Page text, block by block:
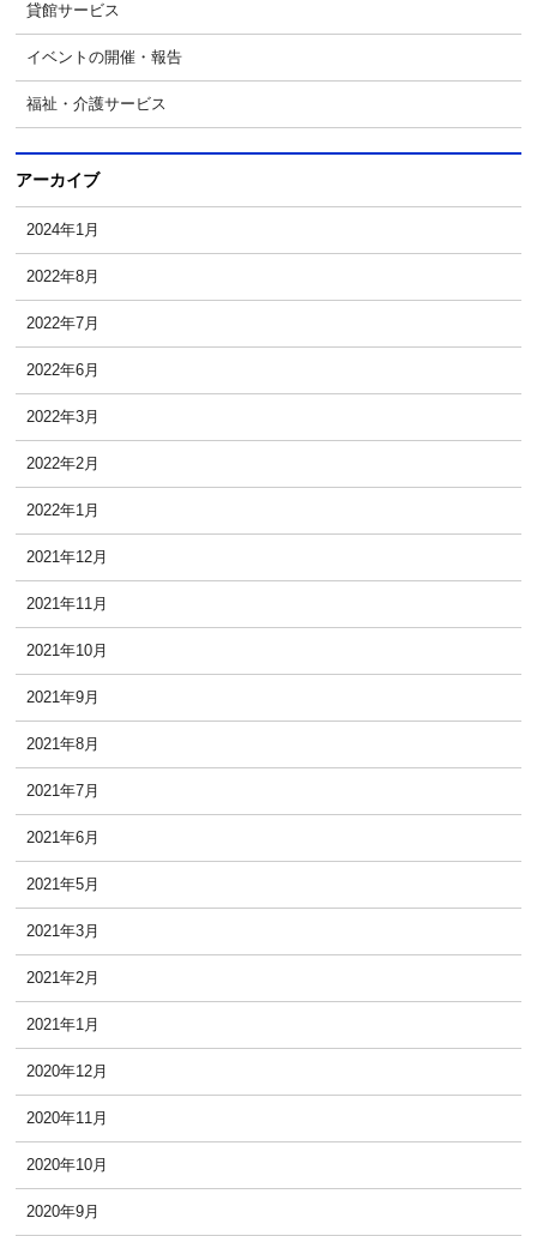
貸館サービス
イベントの開催・報告
福祉・介護サービス
アーカイブ
2024年1月
2022年8月
2022年7月
2022年6月
2022年3月
2022年2月
2022年1月
2021年12月
2021年11月
2021年10月
2021年9月
2021年8月
2021年7月
2021年6月
2021年5月
2021年3月
2021年2月
2021年1月
2020年12月
2020年11月
2020年10月
2020年9月